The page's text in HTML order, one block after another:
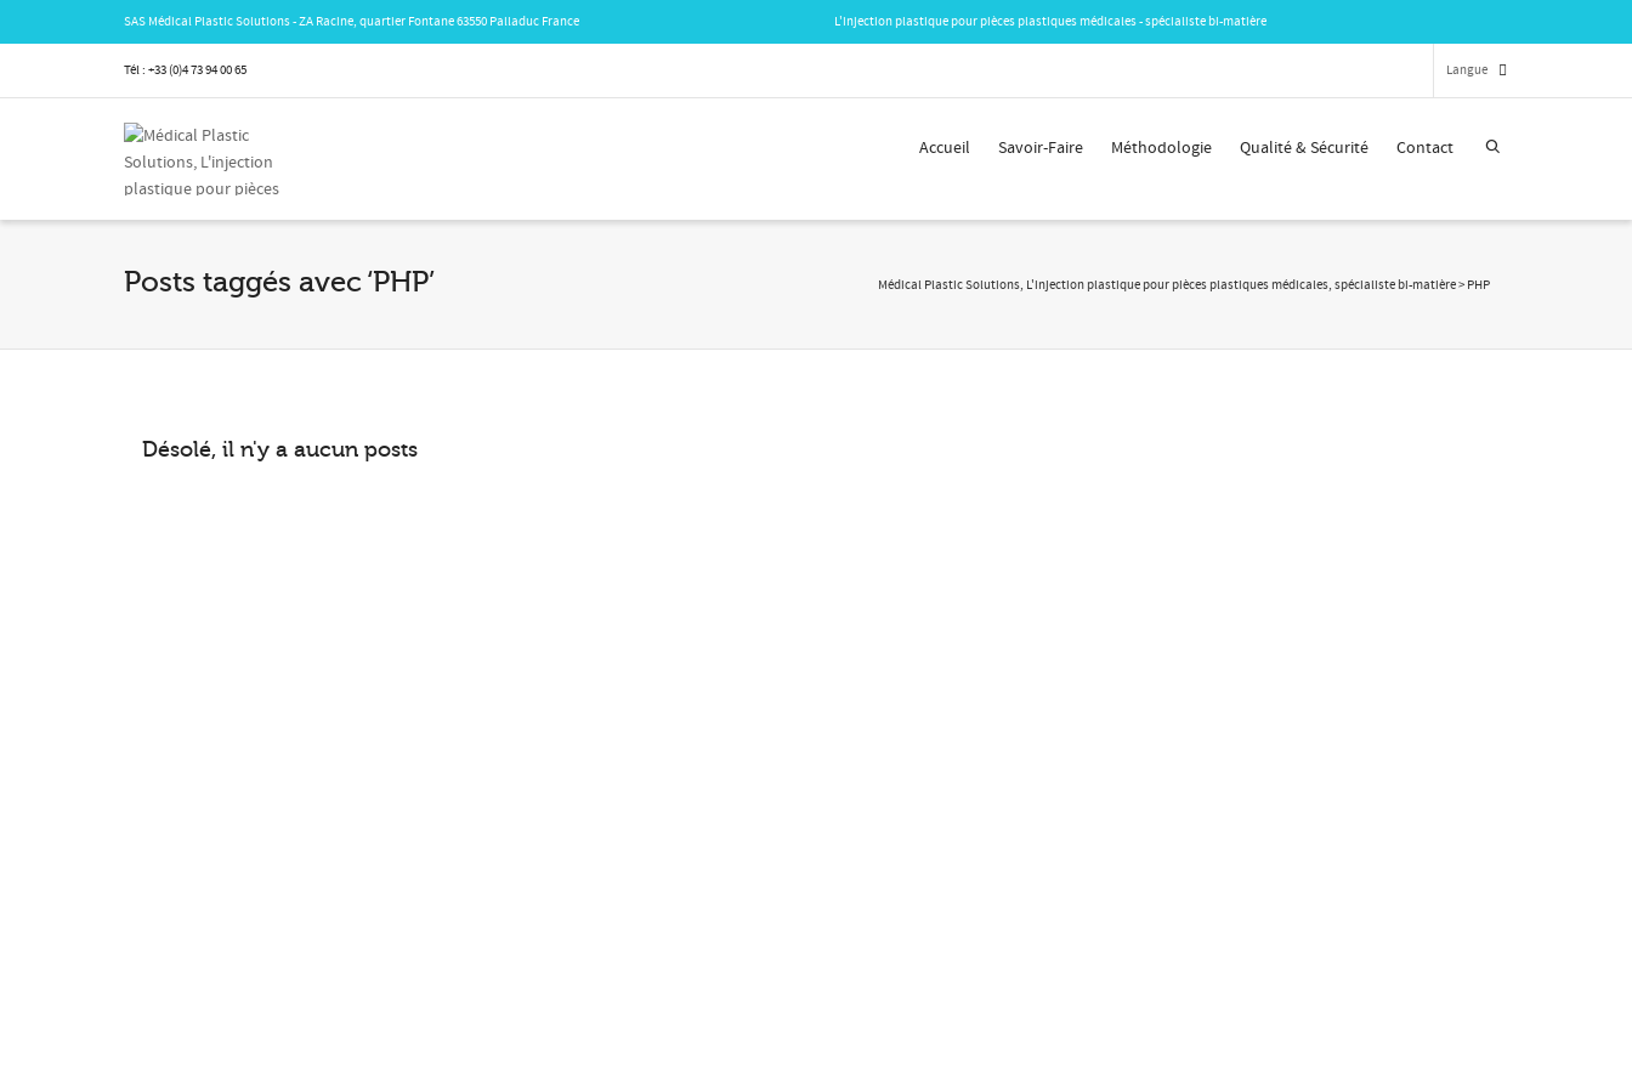
SAS Médical Plastic Solutions - ZA Racine, quartier Fontane 63550 Palladuc France L'injection plastique pour pièces plastiques médicales - spécialiste bi-matière
Tél : +33 (0)4 73 94 00 65 Langue
Accueil Savoir-Faire Méthodologie Qualité & Sécurité Contact
Posts taggés avec ‘PHP’ Médical Plastic Solutions, L'injection plastique pour pièces plastiques médicales, spécialiste bi-matière> PHP
Désolé, il n'y a aucun posts